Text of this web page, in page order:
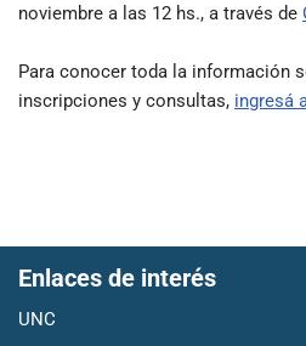
noviembre a las 12 hs., a través de
Para conocer toda la información
inscripciones y consultas, ingresá
Enlaces de interés
UNC